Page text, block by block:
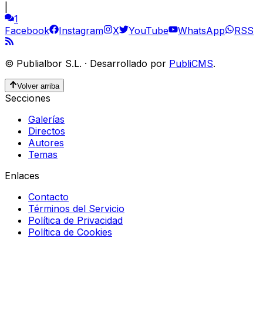
1
Facebook
Instagram X YouTube WhatsApp RSS
© Publialbor S.L. · Desarrollado por PubliCMS.
Volver arriba
Secciones
Galerías
Directos
Autores
Temas
Enlaces
Contacto
Términos del Servicio
Política de Privacidad
Política de Cookies